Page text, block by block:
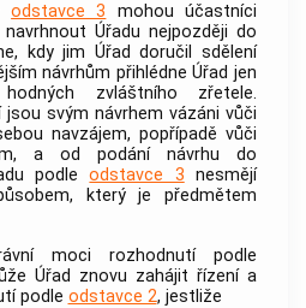
odstavce 3 mohou účastníci
Úřadu nejpozději do
kdy jim Úřad doručil sdělení
návrhům přihlédne Úřad jen
zvláštního zřetele.
jsou svým návrhem vázáni vůči
navzájem, popřípadě vůči
a od podání návrhu do
podleodstavce 3 nesmějí
který je předmětem
moci rozhodnutí podle
Úřad znovu zahájit řízení a
podle odstavce 2, jestliže